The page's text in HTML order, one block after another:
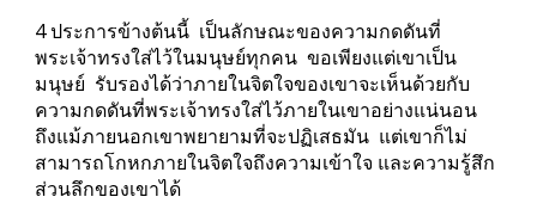
4 ประการข้างต้นนี้  เป็นลักษณะของความกดดันที่
พระเจ้าทรงใส่ไว้ในมนุษย์ทุกคน  ขอเพียงแต่เขาเป็น
มนุษย์  รับรองได้ว่าภายในจิตใจของเขาจะเห็นด้วยกับ
ความกดดันที่พระเจ้าทรงใส่ไว้ภายในเขาอย่างแน่นอน
ถึงแม้ภายนอกเขาพยายามที่จะปฏิเสธมัน  แต่เขาก็ไม่
สามารถโกหกภายในจิตใจถึงความเข้าใจ และความรู้สึก
ส่วนลึกของเขาได้